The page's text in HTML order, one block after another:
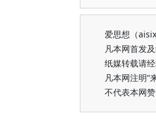
爱思想（
凡本网首发
纸媒转载请
凡本网注明“
不代表本网